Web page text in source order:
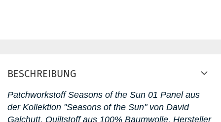
BESCHREIBUNG
Patchworkstoff Seasons of the Sun 01 Panelaus
der Kollektion "Seasons of the Sun" von David
Galchutt, Quiltstoff aus 100% Baumwolle, Hersteller